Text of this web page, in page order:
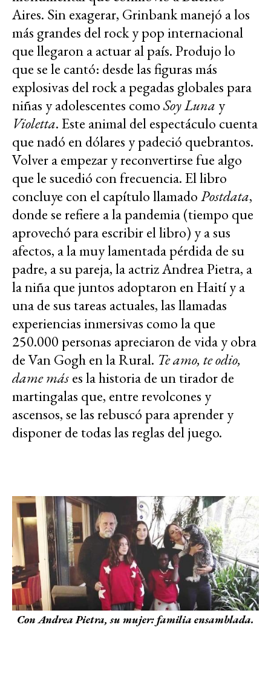
Aires. Sin exagerar, Grinbank manejó a los
más grandes del rock y pop internacional
que llegaron a actuar al país. Produjo lo
que se le cantó: desde las figuras más
explosivas del rock a pegadas globales para
niñas y adolescentes comoSoy Luna y
Violetta. Este animal del espectáculo cuenta
que nadó en dólares y padeció quebrantos.
Volver a empezar y reconvertirse fue algo
que le sucedió con frecuencia. El libro
concluye con el capítulo llamadoPostdata,
donde se refiere a la pandemia (tiempo que
aprovechó para escribir el libro) y a sus
afectos, a la muy lamentada pérdida de su
padre, a su pareja, la actriz Andrea Pietra, a
la niña que juntos adoptaron en Haití y a
una de sus tareas actuales, las llamadas
experiencias inmersivas como la que
250.000 personas apreciaron de vida y obra
de Van Gogh en la Rural. Te amo, te odio,
dame máses la historia de un tirador de
martingalas que, entre revolcones y
ascensos, se las rebuscó para aprender y
disponer de todas las reglas del juego.
Con Andrea Pietra, su mujer: familia ensamblada.